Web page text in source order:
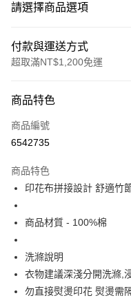
請選擇商品選項
付款與運送方式
超取滿NT$1,200免運
信用卡一次付款
超商取貨付款
街口支付
悠遊付
相關說明
【大哥付你分期使用說明】
1.本服務由台灣大哥大提供，
2.付款方式選擇「大哥付你分
ATM付款
商品特色
商品編號
6542735
商品特色
印花布拼接設計 舒適竹
商品材質 - 100%棉
洗滌說明
衣物建議深淺分開洗滌,
勿直接熨燙印花 熨燙需